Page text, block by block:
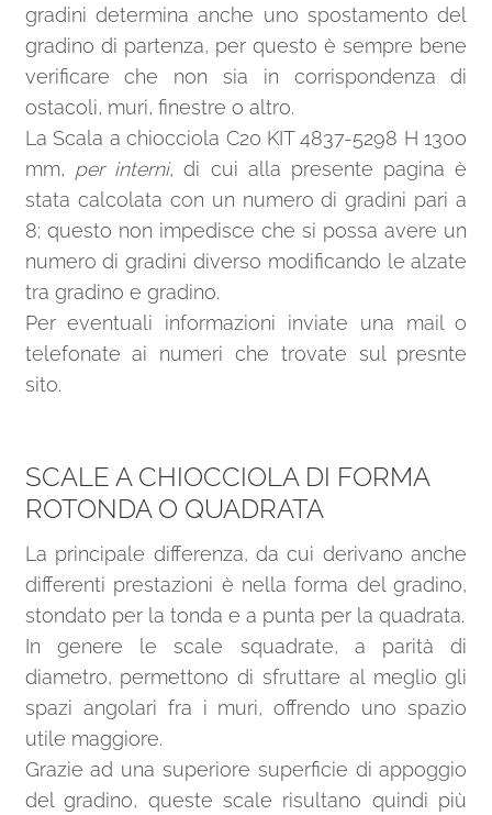
gradini determina anche uno spostamento del
gradino di partenza, per questo è sempre bene
verificare che non sia in corrispondenza di
ostacoli, muri, finestre o altro.
La Scala a chiocciola C20 KIT 4837-5298 H 1300
mm, per interni, di cui alla presente pagina è
stata calcolata con un numero di gradini pari a
8; questo non impedisce che si possa avere un
numero di gradini diverso modificando le alzate
tra gradino e gradino.
Per eventuali informazioni inviate una mail o
telefonate ai numeri che trovate sul presnte
sito.
SCALE A CHIOCCIOLA DI FORMA
ROTONDA O QUADRATA
La principale differenza, da cui derivano anche
differenti prestazioni è nella forma del gradino,
stondato per la tonda e a punta per la quadrata.
In genere le scale squadrate, a parità di
diametro, permettono di sfruttare al meglio gli
spazi angolari fra i muri, offrendo uno spazio
utile maggiore.
Grazie ad una superiore superficie di appoggio
del gradino, queste scale risultano quindi più